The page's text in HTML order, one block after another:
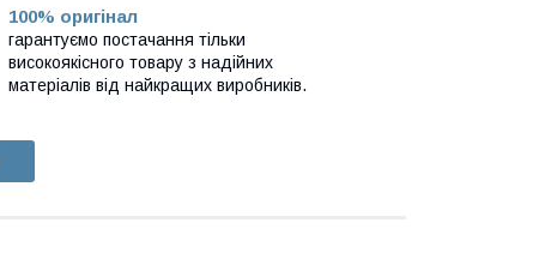
100% оригінал
гарантуємо постачання тільки
високоякісного товару з надійних
матеріалів від найкращих виробників.